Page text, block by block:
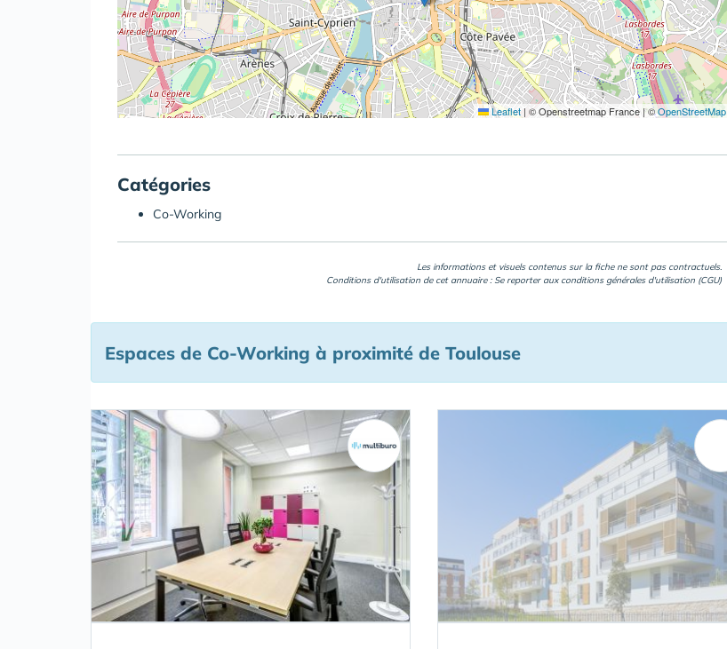
Leaflet | © Openstreetmap France | ©OpenStreetMap
Catégories
Co-Working
Les informations et visuels contenus sur la fiche ne sont pas contractuels.
Conditions d'utilisation de cet annuaire : Se reporter aux conditions générales d'utilisation (CGU)
Espaces de Co-Working à proximité de Toulouse